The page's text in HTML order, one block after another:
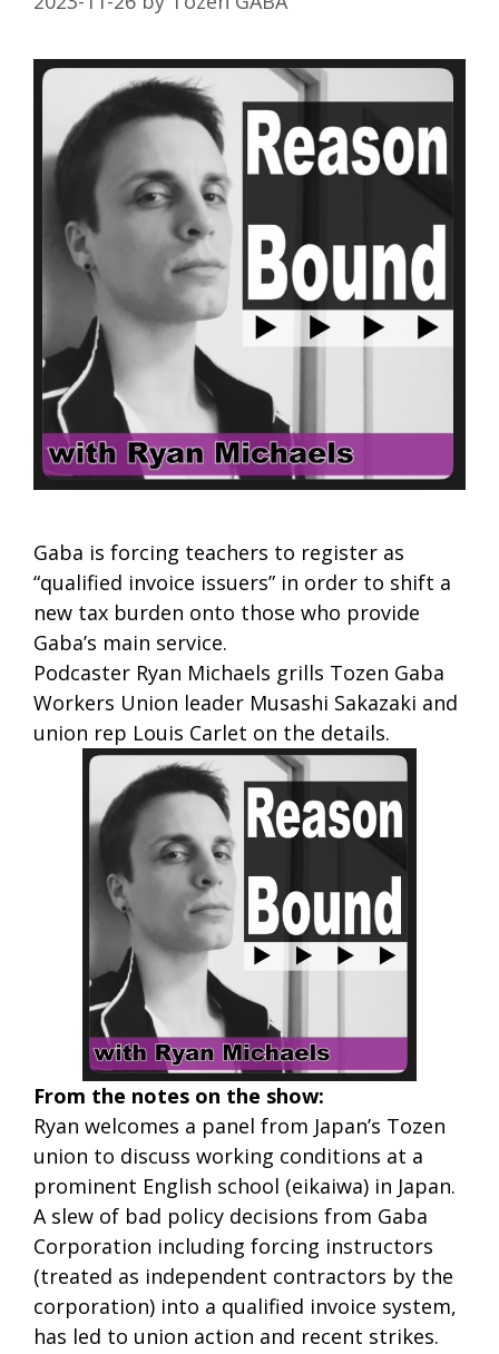
Gaba is forcing teachers to register as
“qualified invoice issuers” in order to shift a
new tax burden onto those who provide
Gaba’s main service.
Podcaster Ryan Michaels grills Tozen Gaba
Workers Union leader Musashi Sakazaki and
union rep Louis Carlet on the details.
From the notes on the show:
Ryan welcomes a panel from Japan’s Tozen
union to discuss working conditions at a
prominent English school (eikaiwa) in Japan.
A slew of bad policy decisions from Gaba
Corporation including forcing instructors
(treated as independent contractors by the
corporation) into a qualified invoice system,
has led to union action and recent strikes.